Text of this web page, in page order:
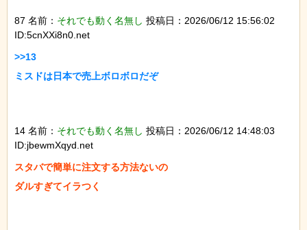
87 名前： それでも動く名無し 投稿日：2026/06/12 15:56:02
ID:5cnXXi8n0.net
>>13
ミスドは日本で売上ボロボロだぞ
14 名前： それでも動く名無し 投稿日：2026/06/12 14:48:03
ID:jbewmXqyd.net
スタバで簡単に注文する方法ないの
ダルすぎてイラつく